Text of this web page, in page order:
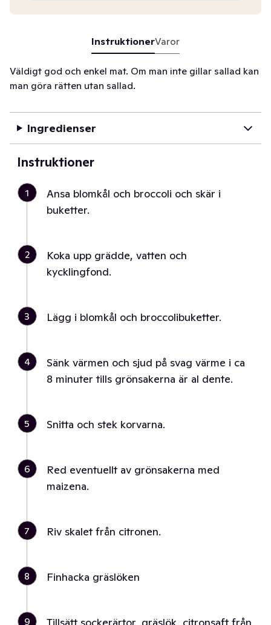
InstruktionerVaror
Väldigt god och enkel mat. Om man inte gillar sallad kan
man göra rätten utan sallad.
Ingredienser
Instruktioner
1
Ansa blomkål och broccoli och skär i
buketter.
2
Koka upp grädde, vatten och
kycklingfond.
3 Lägg i blomkål och broccolibuketter.
4
Sänk värmen och sjud på svag värme i ca
8 minuter tills grönsakerna är al dente.
5 Snitta och stek korvarna.
6
Red eventuellt av grönsakerna med
maizena.
7 Riv skalet från citronen.
8 Finhacka gräslöken
9